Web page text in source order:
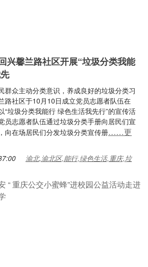
兴馨兰路社区开展“垃圾分类我能
群众主动分类意识，养成良好的垃圾分类习
路社区于10月10日成立党员志愿者队伍在
“垃圾分类我能行 绿色生活我先行”的宣传活
员志愿者队伍通过垃圾分类手册向居民们宣
向在场居民们分发垃圾分类宣传册……更
渝北,渝北区,能行,绿色生活,重庆,垃